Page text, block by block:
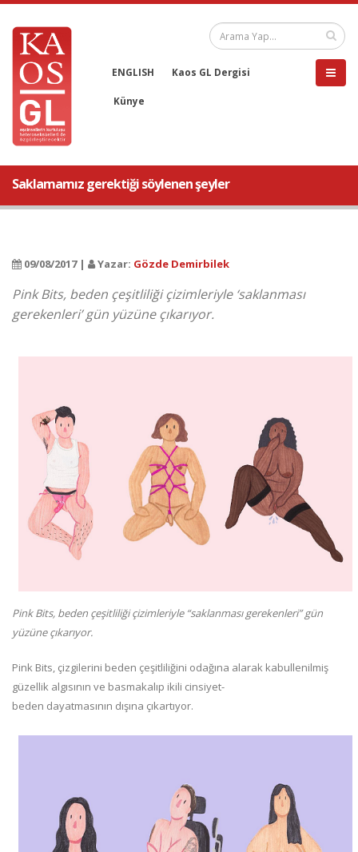
ENGLISH Kaos GL Dergisi
Künye
Saklamamız gerektiği söylenen şeyler
09/08/2017 | Yazar: Gözde Demirbilek
Pink Bits, beden çeşitliliği çizimleriyle ‘saklanması
gerekenleri’ gün yüzüne çıkarıyor.
Pink Bits, beden çeşitliliği çizimleriyle “saklanması gerekenleri” gün
yüzüne çıkarıyor.
Pink Bits, çizgilerini beden çeşitliliğini odağına alarak kabullenilmiş
güzellik algısının ve basmakalıp ikili cinsiyet-
beden dayatmasının dışına çıkartıyor.